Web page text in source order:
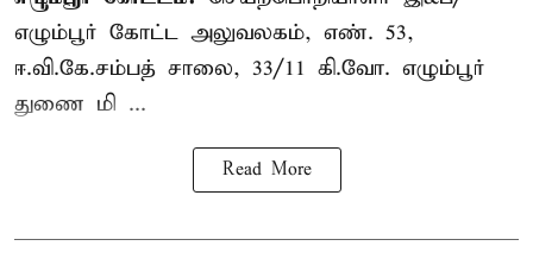
எழும்பூர் கோட்ட அலுவலகம், எண். 53,
ஈ.வி.கே.சம்பத் சாலை, 33/11 கி.வோ. எழும்பூர்
துணை மி ...
Read More